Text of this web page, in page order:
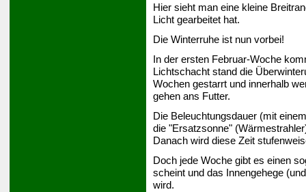
Hier sieht man eine kleine
Licht gearbeitet hat.
Die Winterruhe ist nun vorbei!
In der ersten Februar-Woche
Lichtschacht stand die
Wochen gestarrt und innerhalb
gehen ans Futter.
Die Beleuchtungsdauer (mit
die "Ersatzsonne"
Danach wird diese Zeit
Doch jede Woche gibt es einen
scheint und das Innengehege
wird.